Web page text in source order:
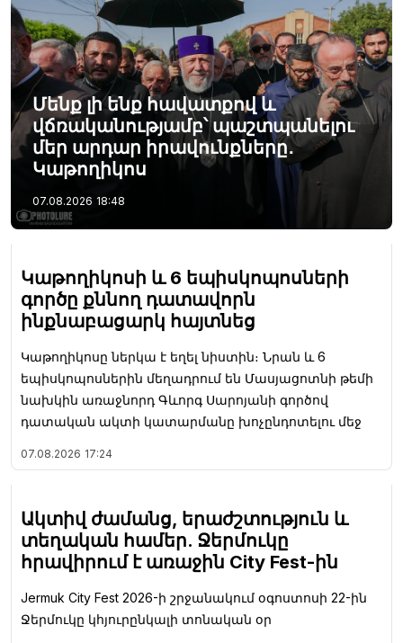
Մենք լի ենք հավատքով և
վճռականությամբ՝ պաշտպանելու
մեր արդար իրավունքները․
Կաթողիկոս
07.08.2026 18:48
Կաթողիկոսի և 6 եպիսկոպոսների
գործը քննող դատավորն
ինքնաբացարկ հայտնեց
Կաթողիկոսը ներկա է եղել նիստին։ Նրան և 6
եպիսկոպոսներին մեղադրում են Մասյացոտնի թեմի
նախկին առաջնորդ Գևորգ Սարոյանի գործով
դատական ակտի կատարմանը խոչընդոտելու մեջ
07.08.2026 17:24
Ակտիվ ժամանց, երաժշտություն և
տեղական համեր. Ջերմուկը
հրավիրում է առաջին City Fest-ին
Jermuk City Fest 2026-ի շրջանակում օգոստոսի 22-ին
Ջերմուկը կհյուրընկալի տոնական օր